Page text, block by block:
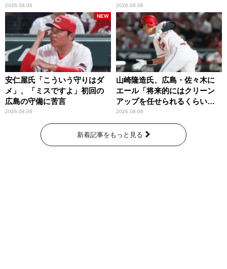
2026.08.06 2026.08.06
安仁屋氏「こういう守りはダ
メ」、「ミスですよ」初回の
広島の守備に苦言
2026.08.06
NEW
山崎隆造氏、広島・佐々木に
エール「将来的にはクリーン
アップを任せられるくらいま
では成長して」
2026.08.06
新着記事をもっと見る